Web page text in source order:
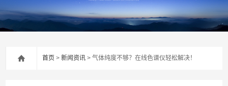
首页 >新闻资讯 > 气体纯度不够？在线色谱仪轻松解决！